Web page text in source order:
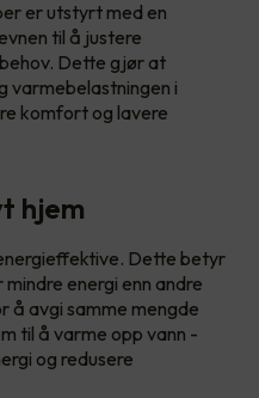
er utstyrt med en
til å justere
Dette gjør at
varmebelastningen i
komfort og lavere
hjem
Dette betyr
energi enn andre
å avgi samme mengde
til å varme opp vann -
og redusere